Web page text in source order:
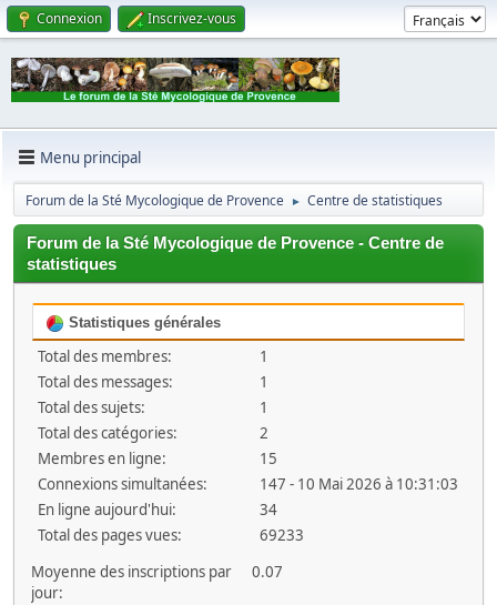
Connexion Inscrivez-vous
Menu principal
Forum de la Sté Mycologique de Provence ► Centre de statistiques
Forum de la Sté Mycologique de Provence - Centre de
statistiques
Statistiques générales
Total des membres:
1
Total des messages:
1
Total des sujets:
1
Total des catégories:
2
Membres en ligne:
15
Connexions simultanées:
147 - 10 Mai 2026 à 10:31:03
En ligne aujourd'hui:
34
Total des pages vues:
69233
Moyenne des inscriptions par
jour:
0.07